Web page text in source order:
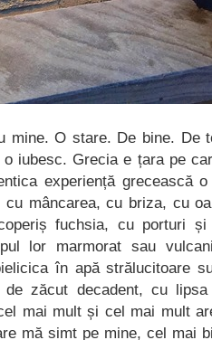
mine. O stare. De bine. De
iubesc. Grecia e țara pe
experiență grecească
cu mâncarea, cu briza, cu
fuchsia, cu porturi
lor marmorat sau
în apă strălucitoare
zăcut decadent, cu
mai mult și cel mai mult
mă simt pe mine, cel mai